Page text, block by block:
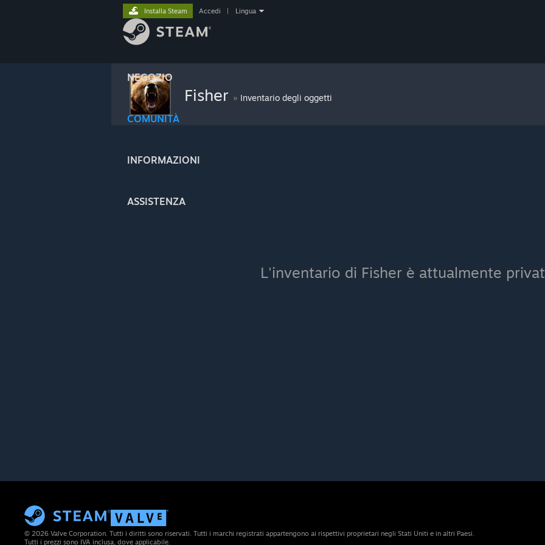
NEGOZIO
COMUNITÀ
INFORMAZIONI
ASSISTENZA
Installa Steam Accedi Lingua
Fisher » Inventario degli oggetti
L'inventario di Fisher è attualmente
© 2026 Valve Corporation. Tutti i diritti sono riservati. Tutti i marchi registrati appartengono ai rispettivi proprietari negli Stati Uniti e in altri Paesi.
Tutti i prezzi sono IVA inclusa, dove applicabile.